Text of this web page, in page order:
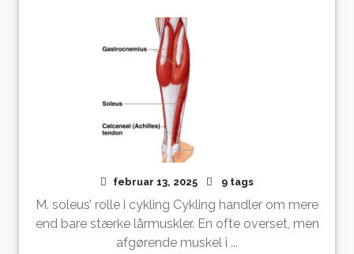
februar 13, 2025 9 tags
M. soleus’ rolle i cykling Cykling handler om mere
end bare stærke lårmuskler. En ofte overset, men
afgørende muskel i ...